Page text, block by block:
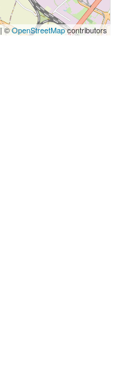
| ©OpenStreetMapcontributors